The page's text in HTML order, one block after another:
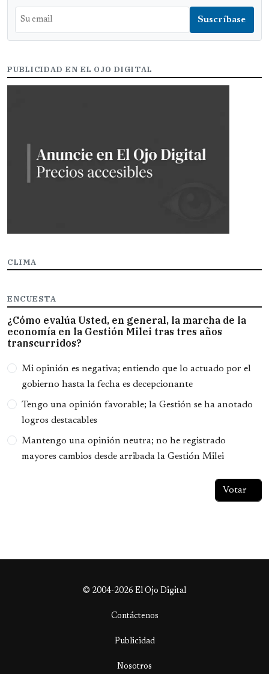
PUBLICIDAD EN EL OJO DIGITAL
CLIMA
ENCUESTA
¿Cómo evalúa Usted, en general, la marcha de la
economía en la Gestión Milei tras tres años
transcurridos?
Opciones
Mi opinión es negativa; entiendo que lo actuado por el
gobierno hasta la fecha es decepcionante
Tengo una opinión favorable; la Gestión se ha anotado
logros destacables
Mantengo una opinión neutra; no he registrado
mayores cambios desde arribada la Gestión Milei
© 2004-2026 El Ojo Digital
Contáctenos
Publicidad
Nosotros